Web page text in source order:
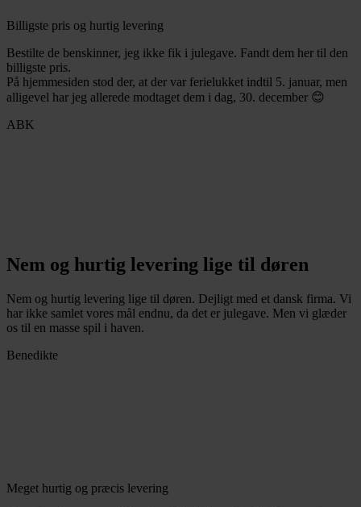
Billigste pris og hurtig levering
Bestilte de benskinner, jeg ikke fik i julegave. Fandt dem her til den
billigste pris.
På hjemmesiden stod der, at der var ferielukket indtil 5. januar, men
alligevel har jeg allerede modtaget dem i dag, 30. december 😊
ABK
Nem og hurtig levering lige til døren
Nem og hurtig levering lige til døren. Dejligt med et dansk firma. Vi
har ikke samlet vores mål endnu, da det er julegave. Men vi glæder
os til en masse spil i haven.
Benedikte
Meget hurtig og præcis levering